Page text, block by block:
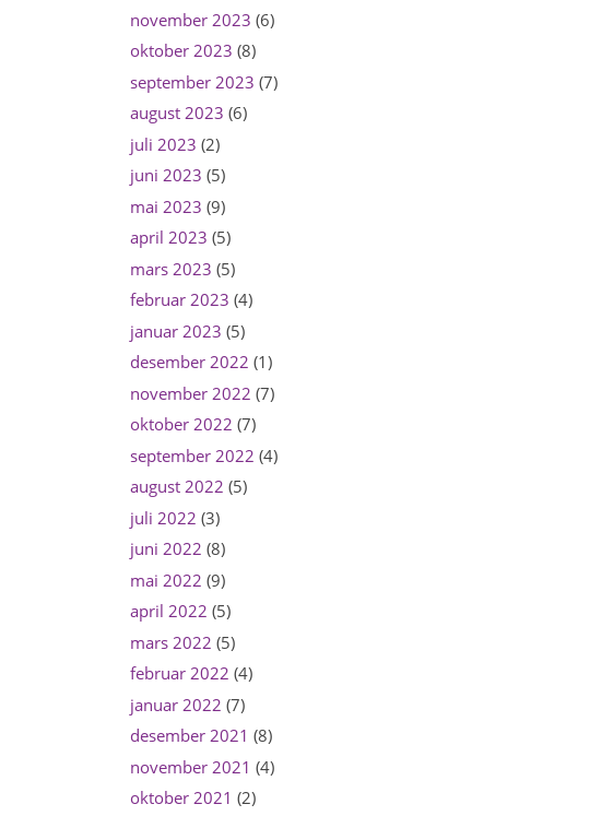
november 2023 (6)
oktober 2023 (8)
september 2023 (7)
august 2023 (6)
juli 2023 (2)
juni 2023 (5)
mai 2023 (9)
april 2023 (5)
mars 2023 (5)
februar 2023 (4)
januar 2023 (5)
desember 2022 (1)
november 2022 (7)
oktober 2022 (7)
september 2022 (4)
august 2022 (5)
juli 2022 (3)
juni 2022 (8)
mai 2022 (9)
april 2022 (5)
mars 2022 (5)
februar 2022 (4)
januar 2022 (7)
desember 2021 (8)
november 2021 (4)
oktober 2021 (2)